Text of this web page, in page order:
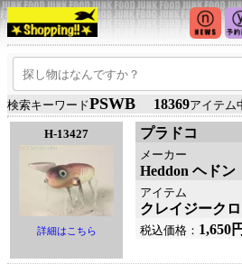
検索キーワードPSWB 18369アイテム
H-13427
詳細はこちら
プラドコ
メーカー
Heddon ヘドン
アイテム
クレイジーク
税込価格： 1,650円